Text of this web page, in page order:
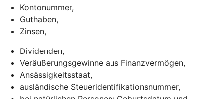
Kontonummer,
Guthaben,
Zinsen,
Dividenden,
Veräußerungsgewinne aus Finanzvermögen,
Ansässigkeitsstaat,
ausländische Steueridentifikationsnummer,